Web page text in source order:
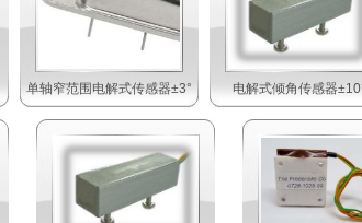
单轴窄范围电解式传感器±3° 电解式倾角传感器